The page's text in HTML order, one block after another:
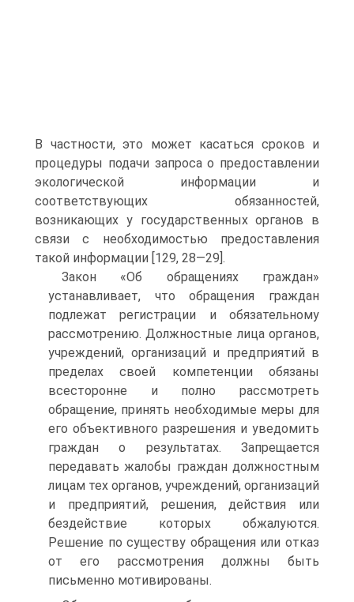
B частности, это может касаться сроков и
процедуры подачи запроса о предоставлении
экологической информации и
соответствующих обязанностей,
возникающих у государственных органов в
связи с необходимостью предоставления
такой информации [129, 28—29].
Закон «Об обращениях граждан»
устанавливает, что обращения граждан
подлежат регистрации и обязательному
рассмотрению. Должностные лица органов,
учреждений, организаций и предприятий в
пределах своей компетенции обязаны
всесторонне и полно рассмотреть
обращение, принять необходимые меры для
его объективного разрешения и уведомить
граждан о результатах. Запрещается
передавать жалобы граждан должностным
лицам тех органов, учреждений, организаций
и предприятий, решения, действия или
бездействие которых обжалуются.
Решение по существу обращения или отказ
от его рассмотрения должны быть
письменно мотивированы.